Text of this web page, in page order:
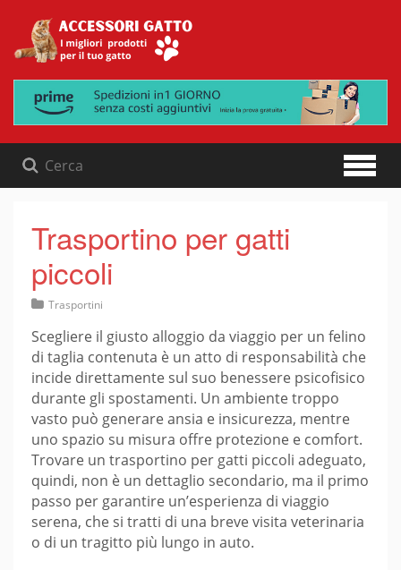
content
Trasportino per gatti
piccoli
Trasportini
Scegliere il giusto alloggio da viaggio per un felino
di taglia contenuta è un atto di responsabilità che
incide direttamente sul suo benessere psicofisico
durante gli spostamenti. Un ambiente troppo
vasto può generare ansia e insicurezza, mentre
uno spazio su misura offre protezione e comfort.
Trovare un trasportino per gatti piccoli adeguato,
quindi, non è un dettaglio secondario, ma il primo
passo per garantire un’esperienza di viaggio
serena, che si tratti di una breve visita veterinaria
o di un tragitto più lungo in auto.